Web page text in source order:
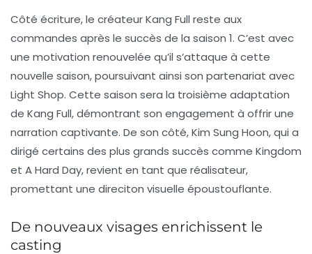
Côté écriture, le créateurKang Full reste aux
commandes après le succès de la saison 1. C’est avec
une motivation renouvelée qu’il s’attaque à cette
nouvelle saison, poursuivant ainsi son partenariat avec
Light Shop. Cette saison sera la troisième adaptation
de Kang Full, démontrant son engagement à offrir une
narration captivante. De son côté,Kim Sung Hoon, qui a
dirigé certains des plus grands succès comme Kingdom
et A Hard Day, revient en tant que réalisateur,
promettant une direciton visuelle époustouflante.
De nouveaux visages enrichissent le
casting